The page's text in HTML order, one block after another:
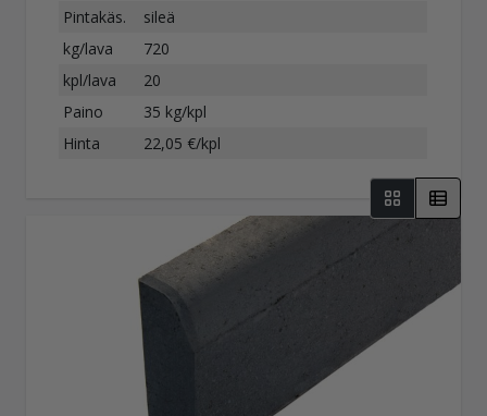
Pintakäs.
sileä
kg/lava
720
kpl/lava
20
Paino
35 kg/kpl
Hinta
22,05 €/kpl